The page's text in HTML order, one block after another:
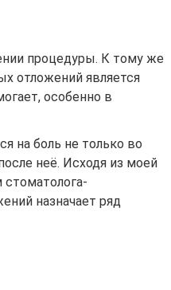
процедуры. К тому же
отложений является
особенно в
на боль не только во
неё. Исходя из моей
назначает ряд